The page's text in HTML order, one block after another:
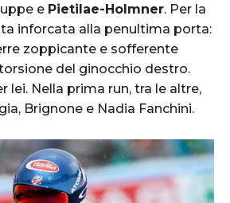
e Pietilae-Holmner. Per la
inforcata alla penultima porta:
zoppicante e sofferente
del ginocchio destro.
lei. Nella prima run, tra le altre,
Brignone e Nadia Fanchini.